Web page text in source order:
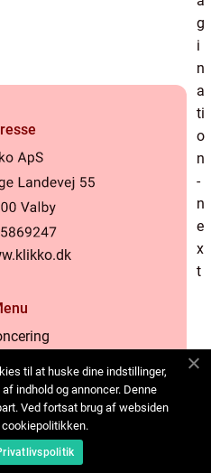
os
til at huske dine indstillinger,
indhold og annoncer. Denne
Ved fortsat brug af websiden